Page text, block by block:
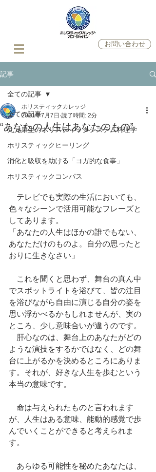
お問い合わせ
記事
全ての記事
丸元康生のホリスティックシステム料理学
ホリスティックヒーリング
消化と吸収を助ける「ヨガ的な食事」
ホリスティックコンパス
全ての記事
“あなたの人生はあなたのもの”
ホリスティックカレッジ
2021年7月7日 読了時間: 2分
テレビでも実際の生活においても、
色々なシーンで活用可能なフレーズと
してあります。
「あなたの人生はほかの誰でもない、
あなただけのものよ。自分の思ったと
おりに生きなさい」
これを聞くと思わず、舞台の真ん中
でスポットライトを浴びて、皆の注目
を浴びながら自由に演じる自分の姿を
思い浮かべるかもしれませんが、実の
ところ、少し意味合いが違うのです。
肝心なのは、舞台上のあなたがどの
ような演技をするかではなく、どの舞
台に上がるかを決めるところにありま
す。それが、好きな人生を歩むという
本当の意味です。
命は与えられたものと言われます
が、人生はある意味、能動的感覚で歩
んでいくことができると考えられま
す。
あらゆる可能性を秘めたあなたは、